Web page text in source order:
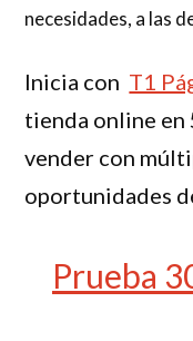
necesidades, a las
Inicia con T1
tienda online en
vender con
oportunidades
Prueba